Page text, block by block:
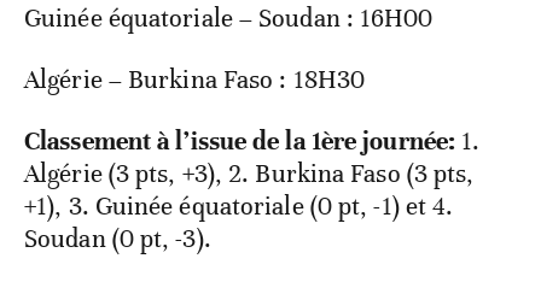
Guinée équatoriale – Soudan : 16H00
Algérie – Burkina Faso : 18H30
Classement à l’issue de la 1ère journée: 1.
Algérie (3 pts, +3), 2. Burkina Faso (3 pts,
+1), 3. Guinée équatoriale (0 pt, -1) et 4.
Soudan (0 pt, -3).